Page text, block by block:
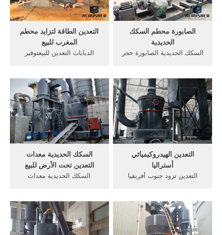
لسيارة السكك الحديدية
التعدين
التعدين الطاقة لتزايد محطم
المغرب للبيع
الدبابات التعدين للبيعتوفير
التعويم للتعدين النحاس,طحن
شركة السكك الحديدية آلات
التعدين من الألومنيو
الصابورة محطم السكك
الحديدية
السكك الحديدية الصابورة حجر
الصابورة حجر محطم المصنعين
للأسلحة النارية سحق مطحنة
الخامات المعدنية سحق
ومعدات التعدين المصنعين في
أستراليا.
السكك الحديدية معدات
التعدين تحت الأرض للبيع
السكك الحديدية معدات
السكك الحديدية للبيع" >
الصفحة الرئيسية > المنتجات >
معدات التعدين تحت الأرض
التعدين الهيدروكيميائي
أستراليا
التعدين تزود جنوب أفريقيا
الخاصة بالمناجم والتعدين
مجتمعة نحو السكك الحديدية
العديدة التي أنشئت في إفريقيا